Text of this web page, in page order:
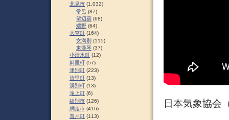
日本気象協会
北見市 (1,032)
常呂 (87)
留辺蘂 (68)
端野 (64)
大空町 (164)
女満別 (115)
東藻琴 (37)
小清水町 (12)
斜里町 (57)
津別町 (223)
清里町 (13)
湧別町 (13)
滝上町 (6)
紋別市 (126)
網走市 (416)
置戸町 (113)